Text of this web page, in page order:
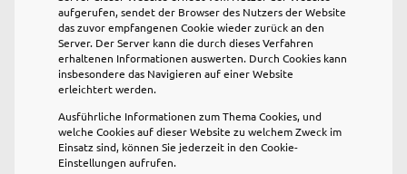
aufgerufen, sendet der Browser des Nutzers der Website
das zuvor empfangenen Cookie wieder zurück an den
Server. Der Server kann die durch dieses Verfahren
erhaltenen Informationen auswerten. Durch Cookies kann
insbesondere das Navigieren auf einer Website
erleichtert werden.
Ausführliche Informationen zum Thema Cookies, und
welche Cookies auf dieser Website zu welchem Zweck im
Einsatz sind, können Sie jederzeit in den Cookie-
Einstellungen aufrufen.